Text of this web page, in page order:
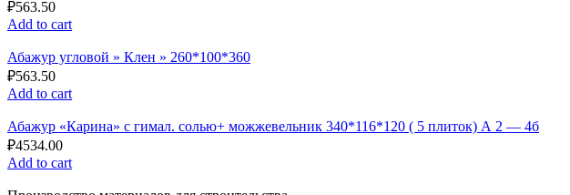
₽563.50
Add to cart
Абажур угловой » Клен » 260*100*360
₽563.50
Add to cart
Абажур «Карина» с гимал. солью+ можжевельник 340*116*120 ( 5 плиток) А 2 — 4б
₽4534.00
Add to cart